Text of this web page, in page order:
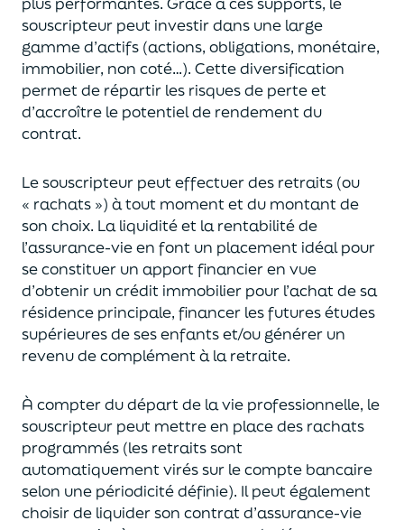
souscripteur peut investir dans une large
gamme d’actifs (actions, obligations, monétaire,
immobilier, non coté…). Cette diversification
permet de répartir les risques de perte et
d’accroître le potentielde rendement du
contrat.
Le souscripteur peut effectuer des retraits (ou
« rachats ») à tout moment et du montant de
son choix. Laliquiditéet la rentabilité de
l’assurance-vie en font un placement idéal pour
se constituer un apport financier en vue
d’obtenir un crédit immobilier pour l’achat desa
résidence principale, financer les futures études
supérieures de ses enfantset/ou générer un
revenu de complément à la retraite.
À compter du départ de la vie professionnelle, le
souscripteur peut mettre en place des rachats
programmés (les retraits sont
automatiquement virés sur le compte bancaire
selon une périodicité définie). Il peut également
choisirde liquider son contrat d’assurance-vie